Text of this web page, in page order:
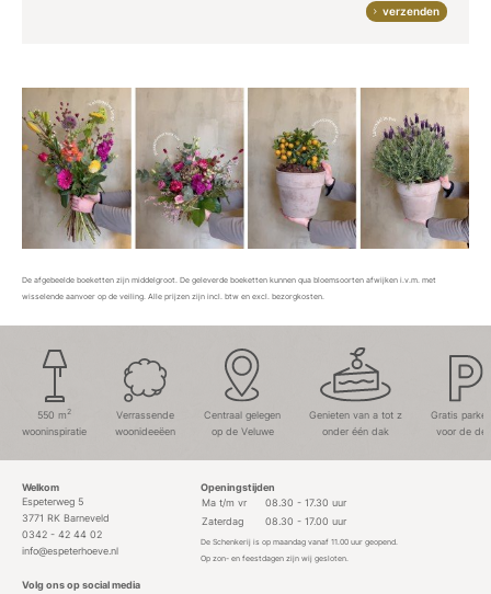
verzenden
De afgebeelde boeketten zijn middelgroot. De geleverde boeketten kunnen qua bloemsoorten afwijken i.v.m. met
wisselende aanvoer op de veiling. Alle prijzen zijn incl. btw en excl. bezorgkosten.
550 m2
wooninspiratie
Verrassende
woonideeëen
Centraal gelegen
op de Veluwe
Genieten van a tot z
onder één dak
Gratis
voor de
Welkom
Espeterweg 5
3771 RK Barneveld
0342 - 42 44 02
info@espeterhoeve.nl
Openingstijden
Ma t/m vr
08.30 - 17.30 uur
Zaterdag
08.30 - 17.00 uur
De Schenkerij is op maandag vanaf 11.00 uur geopend.
Op zon- en feestdagen zijn wij gesloten.
Volg ons op social media